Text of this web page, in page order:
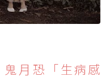
月恐「生病感